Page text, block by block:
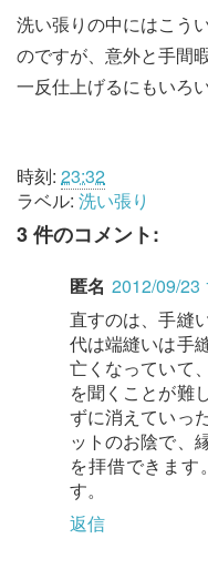
洗い張りの中にはこう
のですが、意外と手間
一反仕上げるにもいろ
時刻: 23:32
ラベル: 洗い張り
3 件のコメント:
匿名 2012/09/23
直すのは、手縫
代は端縫いは手
亡くなっていて
を聞くことが難
ずに消えていっ
ットのお陰で、
を拝借できま
す。
返信